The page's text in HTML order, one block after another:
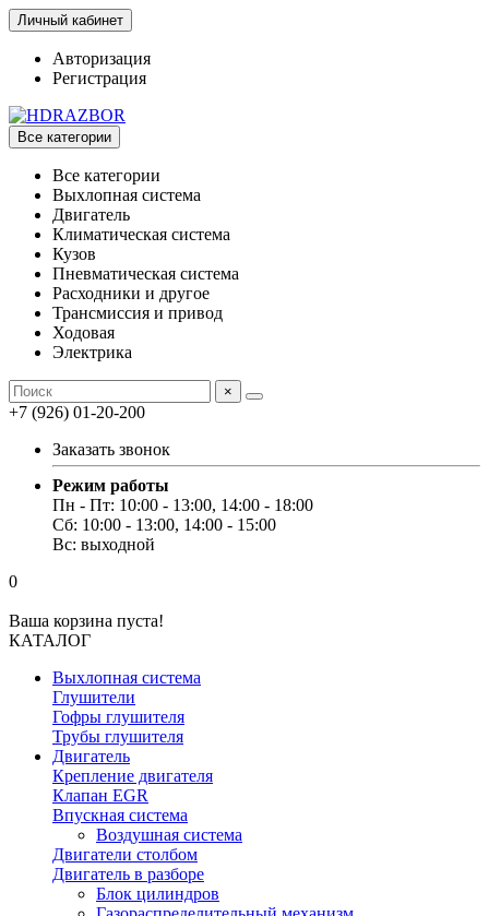
Личный кабинет
Авторизация
Регистрация
Все категории
Все категории
Выхлопная система
Двигатель
Климатическая система
Кузов
Пневматическая система
Расходники и другое
Трансмиссия и привод
Ходовая
Электрика
×
+7 (926) 01-20-200
Заказать звонок
Режим работы
Пн - Пт: 10:00 - 13:00, 14:00 - 18:00
Сб: 10:00 - 13:00, 14:00 - 15:00
Вс: выходной
0
Ваша корзина пуста!
КАТАЛОГ
Выхлопная система
Глушители
Гофры глушителя
Трубы глушителя
Двигатель
Крепление двигателя
Клапан EGR
Впускная система
Воздушная система
Двигатели столбом
Двигатель в разборе
Блок цилиндров